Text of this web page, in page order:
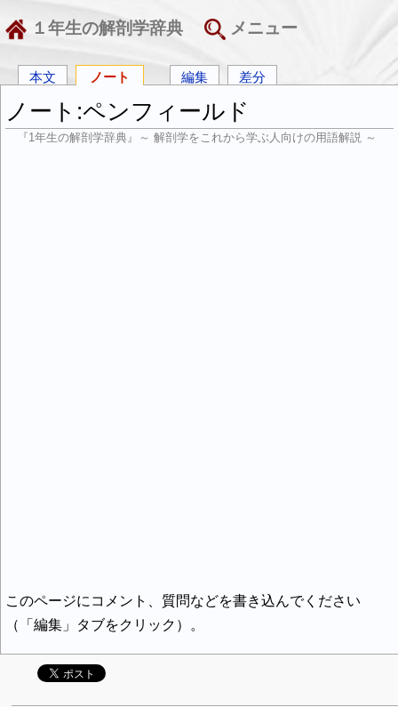
１年生の解剖学辞典 メニュー
本文 ノート 編集 差分
ノート:ペンフィールド
『1年生の解剖学辞典』～ 解剖学をこれから学ぶ人向けの用語解説 ～
このページにコメント、質問などを書き込んでください
（「編集」タブをクリック）。